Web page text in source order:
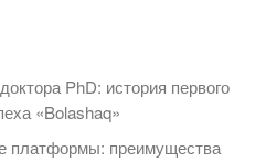
PhD: история первого
«Bolashaq»
платформы: преимущества